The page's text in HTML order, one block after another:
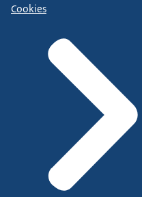
Cookies